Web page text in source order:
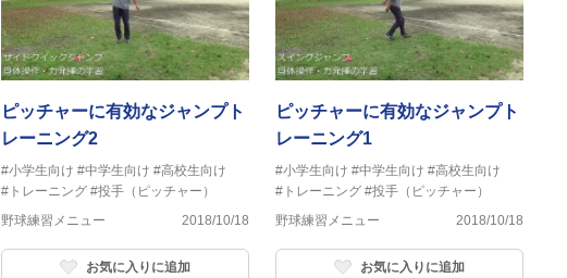
ピッチャーに有効なジャンプト
レーニング2
#小学生向け #中学生向け #高校生向け
#トレーニング #投手（ピッチャー）
野球練習メニュー
2018/10/18
お気に入りに追加
ピッチャーに有効なジャンプト
レーニング1
#小学生向け #中学生向け #高校生向け
#トレーニング #投手（ピッチャー）
野球練習メニュー
2018/10/18
お気に入りに追加